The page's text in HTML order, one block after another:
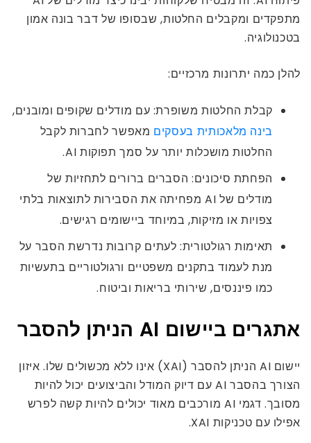
מתפקדים ומקבלים החלטות, שבסופו של דבר בונה אמון
בטכנולוגיה.
להלן כמה יתרונות מרכזיים:
קבלת החלטות משופרת: עם מודלים שקופים ומובנים,
בינה מלאכותית בעסקים מאפשר לחברות לקבל
החלטות מושכלות יותר על סמך תפוקות AI.
הפחתת סיכונים: הסברים ברורים לתחזיות של
מודלים של AI מפחיתה את הסבירות לתוצאות בלתי
צפויות או מזיקות, במיוחד ביישומים רגישים.
תאימות רגולטורית: לעתים קרובות נדרשת הסבר על
מנת לעמוד בתקנים משפטיים ורגולטוריים בתעשיות
כמו פיננסים, שירותי בריאות וביטוח.
אתגרים ביישום AI הניתן להסבר
יישום AI הניתן להסבר (XAI) אינו ללא מכשולים שלו. איזון
הצורך בהסבר AI עם דיוק המודל והביצועים יכול להיות
מסובך. דגמי AI מורכבים מאוד יכולים להיות קשה לפרש
אפילו עם טכניקות XAI.